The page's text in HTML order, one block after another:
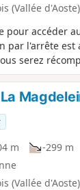
(Vallée d'Aoste)
pour accéder
par l'arrête est
serez
sur
m
-299 m
(Vallée d'Aoste)